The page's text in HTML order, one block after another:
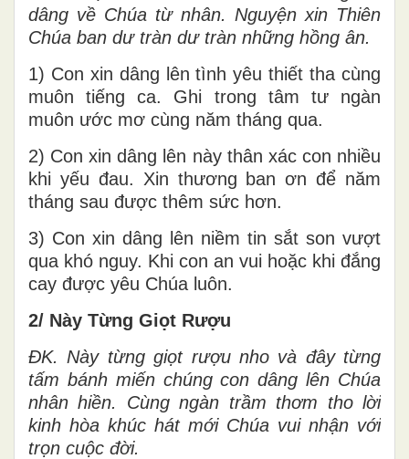
dâng về Chúa từ nhân. Nguyện xin Thiên
Chúa ban dư tràn dư tràn những hồng ân.
1) Con xin dâng lên tình yêu thiết tha cùng
muôn tiếng ca. Ghi trong tâm tư ngàn
muôn ước mơ cùng năm tháng qua.
2) Con xin dâng lên này thân xác con nhiều
khi yếu đau. Xin thương ban ơn để năm
tháng sau được thêm sức hơn.
3) Con xin dâng lên niềm tin sắt son vượt
qua khó nguy. Khi con an vui hoặc khi đắng
cay được yêu Chúa luôn.
2/ Này Từng Giọt Rượu
ĐK. Này từng giọt rượu nho và đây từng
tấm bánh miến chúng con dâng lên Chúa
nhân hiền. Cùng ngàn trầm thơm tho lời
kinh hòa khúc hát mới Chúa vui nhận với
trọn cuộc đời.